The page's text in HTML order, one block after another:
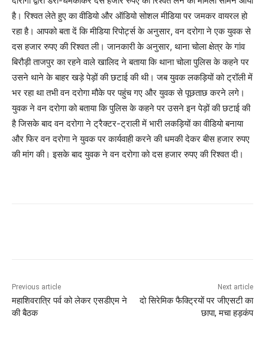
है। रिश्वत लेते हुए का वीडियो और ऑडियो सोशल मीडिया पर जमकर वायरल हो
रहा है। आपको बता दें कि मीडिया रिपोर्ट्स के अनुसार, वन दरोगा ने एक युवक से
दस हजार रुपए की रिश्वत ली। जानकारी के अनुसार, थाना चोला क्षेत्र के गांव
बिरौड़ी ताजपुर का रहने वाले खालिद ने बताया कि थाना चोला पुलिस के कहने पर
उसने थाने के बाहर खड़े पेड़ों की छटाई की थी। जब युवक लकड़ियों को ट्रॉली में
भर रहा था तभी वन दरोगा मौके पर पहुंच गए और युवक से पूछताछ करने लगे।
युवक ने वन दरोगा को बताया कि पुलिस के कहने पर उसने इन पेड़ों की छटाई की
है जिसके बाद वन दरोगा ने ट्रैक्टर-ट्राली में भारी लकड़ियों का वीडियो बनाया
और फिर वन दरोगा ने युवक पर कार्यवाही करने की धमकी देकर बीस हजार रुपए
की मांग की। इसके बाद युवक ने वन दरोगा को दस हजार रुपए की रिश्वत दी।
Previous article
महाशिवरात्रि पर्व को लेकर एसडीएम ने
की बैठक
Next article
दो सिरेमिक फैक्ट्रियों पर जीएसटी का
छापा, मचा हड़कंप